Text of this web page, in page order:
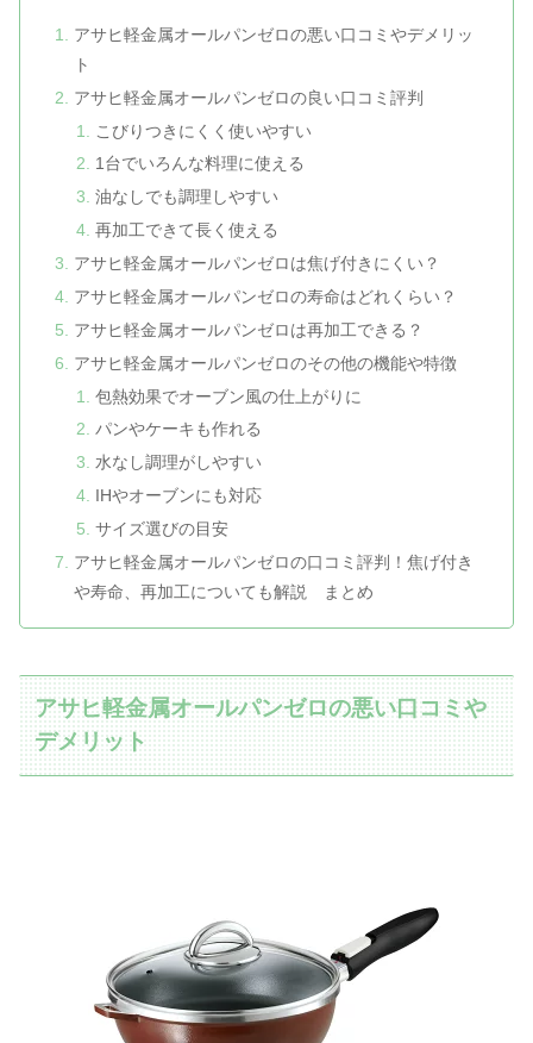
アサヒ軽金属オールパンゼロの悪い口コミやデメリッ
ト
アサヒ軽金属オールパンゼロの良い口コミ評判
こびりつきにくく使いやすい
1台でいろんな料理に使える
油なしでも調理しやすい
再加工できて長く使える
アサヒ軽金属オールパンゼロは焦げ付きにくい？
アサヒ軽金属オールパンゼロの寿命はどれくらい？
アサヒ軽金属オールパンゼロは再加工できる？
アサヒ軽金属オールパンゼロのその他の機能や特徴
包熱効果でオーブン風の仕上がりに
パンやケーキも作れる
水なし調理がしやすい
IHやオーブンにも対応
サイズ選びの目安
アサヒ軽金属オールパンゼロの口コミ評判！焦げ付き
や寿命、再加工についても解説 まとめ
アサヒ軽金属オールパンゼロの悪い口コミや
デメリット